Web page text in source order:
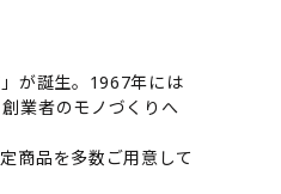
が誕生。1967年には
業者のモノづくりへ
商品を多数ご用意して